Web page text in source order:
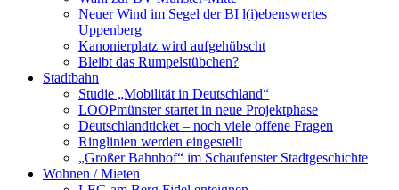
Neuer Wind im Segel der BI l(i)ebenswertes
Uppenberg
Kanonierplatz wird aufgehübscht
Bleibt das Rumpelstübchen?
Stadtbahn
Studie „Mobilität in Deutschland“
LOOPmünster startet in neue Projektphase
Deutschlandticket – noch viele offene Fragen
Ringlinien werden eingestellt
„Großer Bahnhof“ im Schaufenster Stadtgeschichte
Wohnen / Mieten